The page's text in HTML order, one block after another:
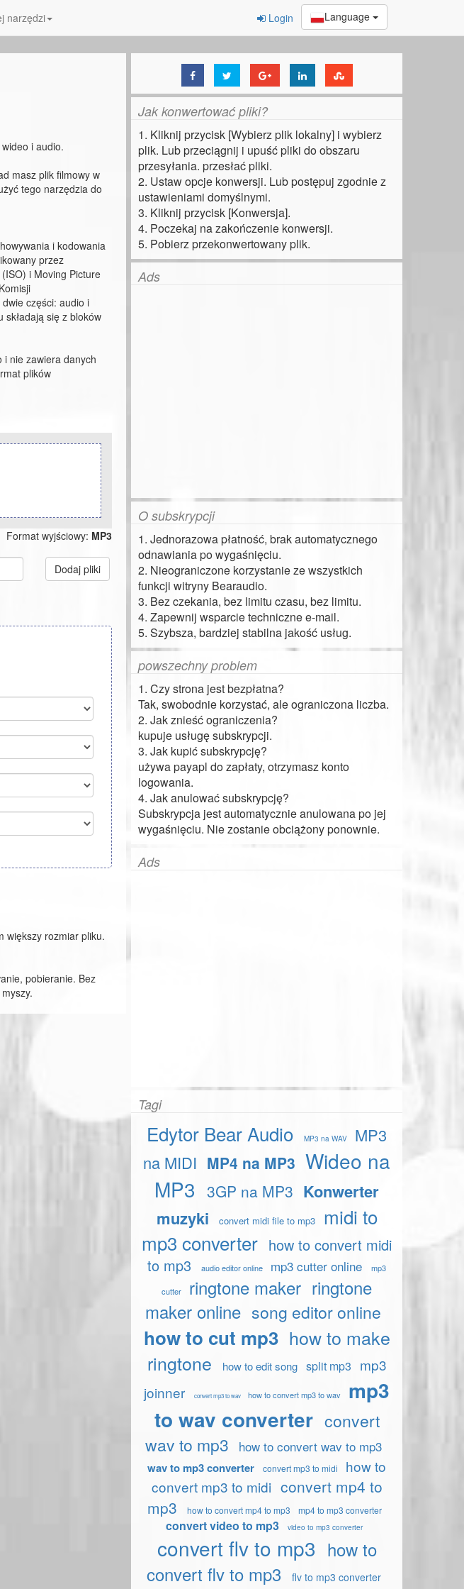
Language
Login
narzędzi
i audio.
masz plik filmowy w
tego narzędzia do
i kodowania
przez
i Moving Picture
części: audio i
się z bloków
i nie zawiera danych
plików
Format wyjściowy: MP3
Dodaj pliki
większy rozmiar pliku.
pobieranie. Bez
Jak konwertować pliki?
1. Kliknij przycisk [Wybierz plik lokalny] i wybierz
plik. Lub przeciągnij i upuść pliki do obszaru
przesyłania. przesłać pliki.
2. Ustaw opcje konwersji. Lub postępuj zgodnie z
ustawieniami domyślnymi.
3. Kliknij przycisk [Konwersja].
4. Poczekaj na zakończenie konwersji.
5. Pobierz przekonwertowany plik.
Ads
O subskrypcji
1. Jednorazowa płatność, brak automatycznego
odnawiania po wygaśnięciu.
2. Nieograniczone korzystanie ze wszystkich
funkcji witryny Bearaudio.
3. Bez czekania, bez limitu czasu, bez limitu.
4. Zapewnij wsparcie techniczne e-mail.
5. Szybsza, bardziej stabilna jakość usług.
powszechny problem
1. Czy strona jest bezpłatna?
Tak, swobodnie korzystać, ale ograniczona liczba.
2. Jak znieść ograniczenia?
kupuje usługę subskrypcji.
3. Jak kupić subskrypcję?
używa payapl do zapłaty, otrzymasz konto
logowania.
4. Jak anulować subskrypcję?
Subskrypcja jest automatycznie anulowana po jej
wygaśnięciu. Nie zostanie obciążony ponownie.
Ads
Tagi
Edytor Bear Audio MP3 na WAV
MP3
na MIDI MP4 na MP3 Wideo na
MP3 3GP na MP3 Konwerter
muzyki
convert midi file to mp3
midi to
mp3 converter how to convert midi
to mp3
audio editor online mp3 cutter online mp3
cutter ringtone maker ringtone
maker online song editor online
how to cut mp3 how to make
ringtone
how to edit song split mp3
mp3
joinner
convert mp3 to wav how to convert mp3 to wav
mp3
to wav converter convert
wav to mp3
how to convert wav to mp3
wav to mp3 converter convert mp3 to midi
how to
convert mp3 to midi convert mp4 to
mp3
how to convert mp4 to mp3 mp4 to mp3 converter
convert video to mp3 video to mp3 converter
convert flv to mp3 how to
convert flv to mp3
flv to mp3 converter